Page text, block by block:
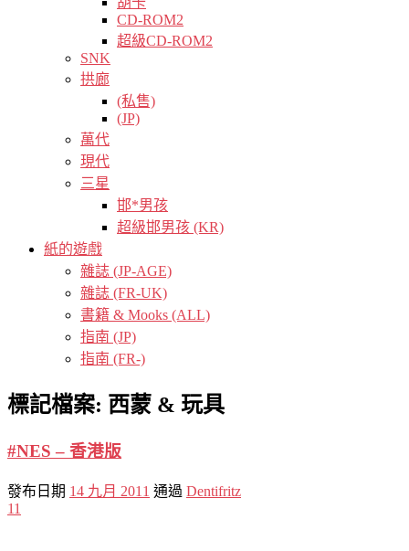
CD-ROM2
超級CD-ROM2
SNK
拱廊
(私售)
(JP)
萬代
現代
三星
邯*男孩
超級邯男孩 (KR)
紙的遊戲
雜誌 (JP-AGE)
雜誌 (FR-UK)
書籍 & Mooks (ALL)
指南 (JP)
指南 (FR-)
標記檔案: 西蒙 & 玩具
#NES – 香港版
發布日期 14 九月 2011 通過 Dentifritz
11